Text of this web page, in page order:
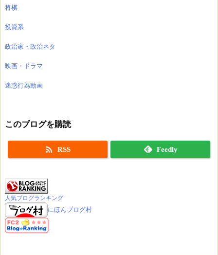
将棋
投資系
政治家・政治ネタ
映画・ドラマ
迷惑行為動画
このブログを購読
 RSS Feedly
人気ブログランキング
にほんブログ村